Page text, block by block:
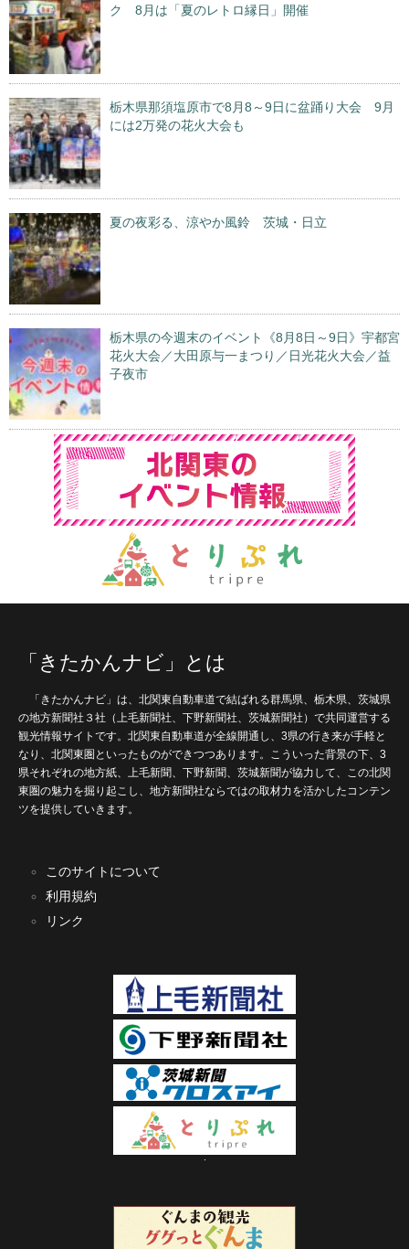
ク 8月は「夏のレトロ縁日」開催
栃木県那須塩原市で8月8～9日に盆踊り大会 9月
には2万発の花火大会も
夏の夜彩る、涼やか風鈴 茨城・日立
栃木県の今週末のイベント《8月8日～9日》宇都宮
花火大会／大田原与一まつり／日光花火大会／益
子夜市
「きたかんナビ」とは
「きたかんナビ」は、北関東自動車道で結ばれる群馬県、栃木県、茨城県
の地方新聞社３社（上毛新聞社、下野新聞社、茨城新聞社）で共同運営する
観光情報サイトです。北関東自動車道が全線開通し、3県の行き来が手軽と
なり、北関東圏といったものができつつあります。こういった背景の下、3
県それぞれの地方紙、上毛新聞、下野新聞、茨城新聞が協力して、この北関
東圏の魅力を掘り起こし、地方新聞社ならではの取材力を活かしたコンテン
ツを提供していきます。
このサイトについて
利用規約
リンク